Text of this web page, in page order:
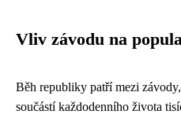
Vliv závodu na
Běh republiky patří mezi
součástí každodenního života